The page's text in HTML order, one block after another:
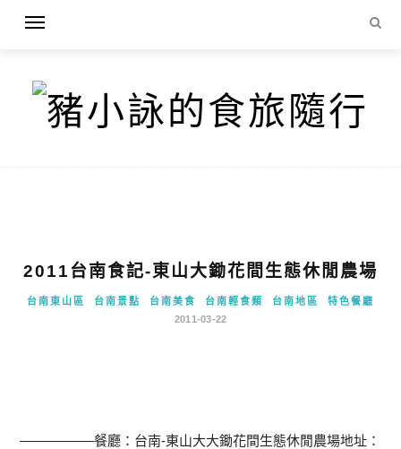
2011台南食記-東山大鋤花間生態休閒農場
台南東山區 台南景點 台南美食 台南輕食類 台南地區
特色餐廳
2011-03-22
—————–餐廳：台南-東山大大鋤花間生態休閒農場地址：